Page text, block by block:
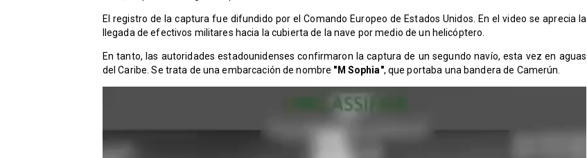
El registro de la captura fue difundido por el Comando Europeo de Estados Unidos. En el video se aprecia la
llegada de efectivos militares hacia la cubierta de la nave por medio de un helicóptero.
En tanto, las autoridades estadounidenses confirmaron la captura de un segundo navío, esta vez en aguas
del Caribe. Se trata de una embarcación de nombre "M Sophia", que portaba una bandera de Camerún.